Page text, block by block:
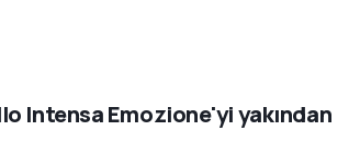
Intensa Emozione'yi yakından